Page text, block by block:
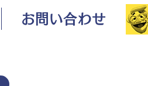
お問い合わせ